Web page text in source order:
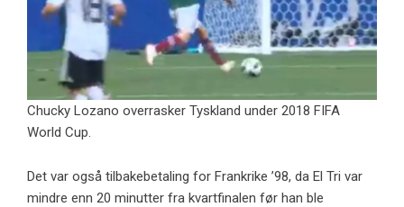
Chucky Lozano overrasker Tyskland under 2018 FIFA
World Cup.
Det var også tilbakebetaling for Frankrike ’98, da El Tri var
mindre enn 20 minutter fra kvartfinalen før han ble